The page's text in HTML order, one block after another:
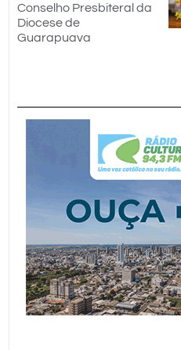
Conselho Presbiteral da
Diocese de
Guarapuava